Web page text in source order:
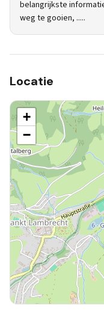
belangrijkste
weg te gooien, .....
Locatie
+
−